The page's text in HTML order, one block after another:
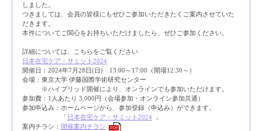
しました。
つきましては、会員の皆様にもぜひご参加いただきたくご案内させていた
だきます。
本件についてご関心をお持ちいただけましたら、ぜひご参加ください。
詳細については、こちらをご覧ください
日本在宅ケア・サミット2024
開催日：2024年7月28日(日) 13:00～17:00（開場12:30～）
会場：東京大学 伊藤国際学術研究センター
※ハイブリッド開催により、オンラインでも参加いただけます。
参加費：1人あたり 3,000円（会場参加・オンライン参加共通）
参加申込み：ホームページから、参加登録（申込み）ができます。
「 日本在宅ケア・サミット2024
」
案内チラシ： 開催案内チラシ PDF